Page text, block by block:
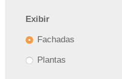
Exibir
Fachadas
Plantas